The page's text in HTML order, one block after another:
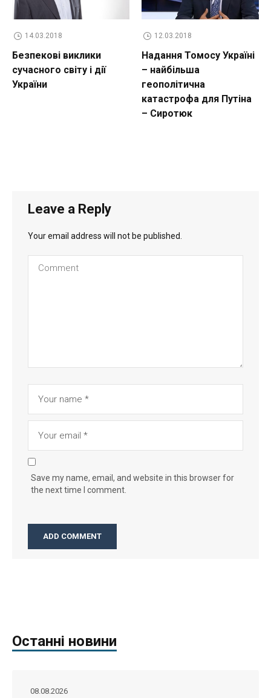
14.03.2018
Безпекові виклики
сучасного світу і дії
України
12.03.2018
Надання Томосу Україні
– найбільша
геополітична
катастрофа для Путіна
– Сиротюк
Leave a Reply
Your email address will not be published.
Save my name, email, and website in this browser for
the next time I comment.
Останні новини
08.08.2026